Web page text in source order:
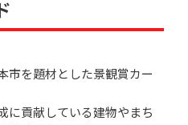
を題材とした景観賞カー
に貢献している建物やまち